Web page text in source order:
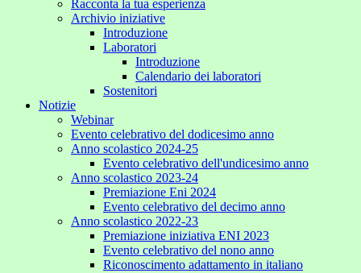
Racconta la tua esperienza
Archivio iniziative
Introduzione
Laboratori
Introduzione
Calendario dei laboratori
Sostenitori
Notizie
Webinar
Evento celebrativo del dodicesimo anno
Anno scolastico 2024-25
Evento celebrativo dell'undicesimo anno
Anno scolastico 2023-24
Premiazione Eni 2024
Evento celebrativo del decimo anno
Anno scolastico 2022-23
Premiazione iniziativa ENI 2023
Evento celebrativo del nono anno
Riconoscimento adattamento in italiano